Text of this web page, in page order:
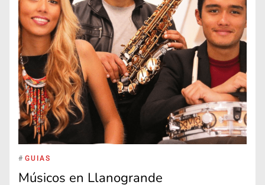
# GUIAS
Músicos en Llanogrande